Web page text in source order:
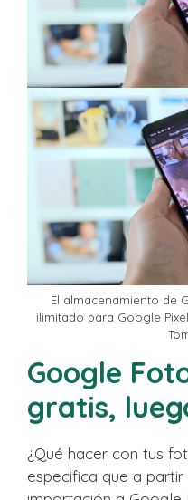
El almacenamiento de
ilimitado para Google
Google
gratis,
¿Qué hacer con tus
especifica que a partir